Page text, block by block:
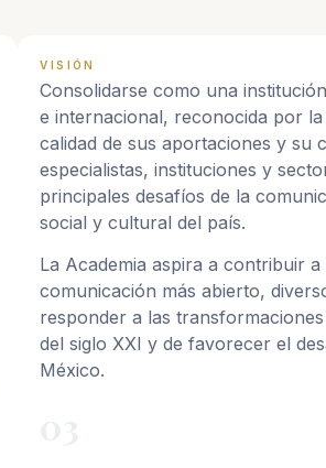
VISIÓN
Consolidarse como una
e internacional, reconocida por
calidad de sus aportaciones y su
especialistas, instituciones y
principales desafíos de la
social y cultural del país.
La Academia aspira a contribuir
comunicación más abierto,
responder a las
del siglo XXI y de favorecer el
México.